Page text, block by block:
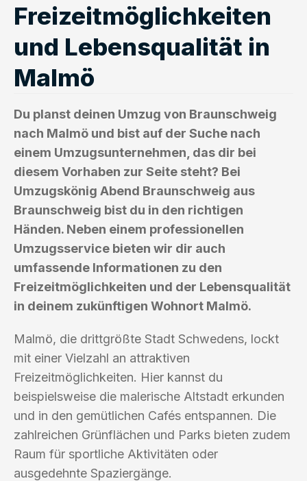
Freizeitmöglichkeiten
und Lebensqualität in
Malmö
Du planst deinen Umzug von Braunschweig
nach Malmö und bist auf der Suche nach
einem Umzugsunternehmen, das dir bei
diesem Vorhaben zur Seite steht? Bei
Umzugskönig Abend Braunschweig aus
Braunschweig bist du in den richtigen
Händen. Neben einem professionellen
Umzugsservice bieten wir dir auch
umfassende Informationen zu den
Freizeitmöglichkeiten und der Lebensqualität
in deinem zukünftigen Wohnort Malmö.
Malmö, die drittgrößte Stadt Schwedens, lockt
mit einer Vielzahl an attraktiven
Freizeitmöglichkeiten. Hier kannst du
beispielsweise die malerische Altstadt erkunden
und in den gemütlichen Cafés entspannen. Die
zahlreichen Grünflächen und Parks bieten zudem
Raum für sportliche Aktivitäten oder
ausgedehnte Spaziergänge.